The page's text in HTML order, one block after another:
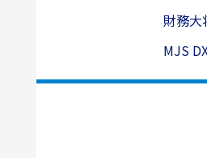
財務大
MJS